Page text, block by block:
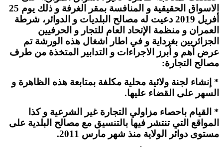
الاسواق الحقيقية و المنافسة بمقر الغرفة و ذلك يوم 25
أفريل 2019 دعيت له مصالح البلديات و الدوائر، شرطة
العمران و منظمة الإتحاد العام للتجار و الحرفيين
الجزائريين بغرداية و في اطار اشغال هذه الورشة تم
عرض أهم و أبرز الاجراءات و التدابير المتخذة من طرف
مصالح التجارة:
* إنشاء لجنة ولائية محلية مكلفة بمتابعة هذه الظاهرة و
السهر على القضاء عليها.
* القيام باحصاء مزاولي التجارة غير الشرعية و كذا
المواقع التي تنتشر فيها بالتنسيق مع مصالح البلدية على
مستوى دوائر الولاية منذ شهر مارس 2011.